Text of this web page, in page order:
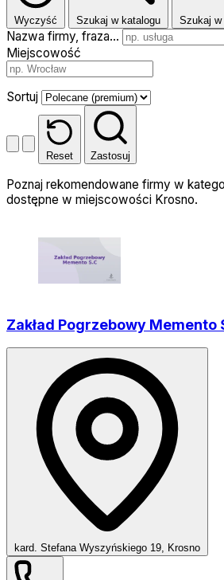
Wyczyść Szukaj w katalogu Szukaj
Nazwa firmy, fraza…
Miejscowość
Sortuj
Reset Zastosuj
Poznaj rekomendowane firmy w
dostępne w miejscowości Krosno.
Zakład Pogrzebowy Memento
kard. Stefana Wyszyńskiego 19, Krosno